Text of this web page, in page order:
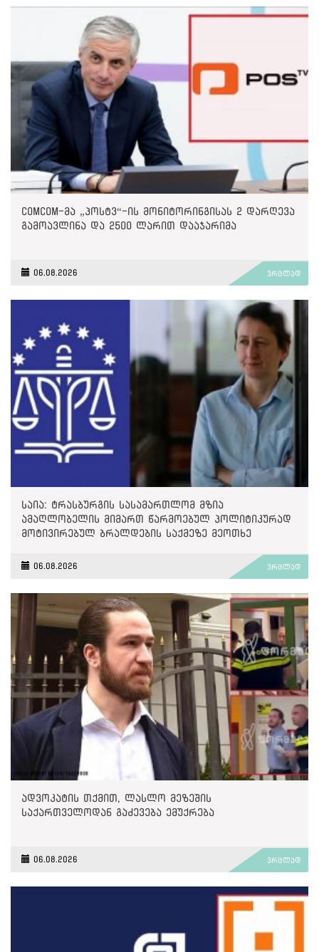
ComCom-მა „პოსტვ“-ის მონიტორინგისას 2 დარღევა
გამოავლინა და 2500 ლარით დააჯარიმა
06.08.2026 ვრცლად
საია: ტრასბურგის სასამართლომ მზია
ამაღლობელის მიმართ წარმოებულ პოლიტიკურად
მოტივირებულ ბრალდების საქმეზე მეოთხე
06.08.2026 ვრცლად
ადვოკატის თქმით, ლასლო მეზეშის
საქართველოდან გაძევება ემუქრება
06.08.2026 ვრცლად